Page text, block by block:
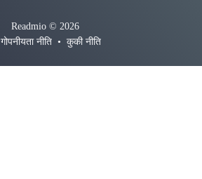
Readmio © 2026
गोपनीयता नीति • कुकी नीति